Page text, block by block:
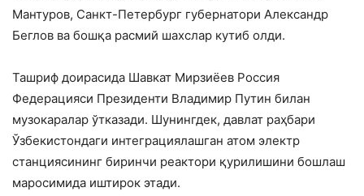
Мантуров, Санкт-Петербург губернатори Александр
Беглов ва бошқа расмий шахслар кутиб олди.
Ташриф доирасида Шавкат Мирзиёев Россия
Федерацияси Президенти Владимир Путин билан
музокаралар ўтказади. Шунингдек, давлат раҳбари
Ўзбекистондаги интеграциялашган атом электр
станциясининг биринчи реактори қурилишини бошлаш
маросимида иштирок этади.